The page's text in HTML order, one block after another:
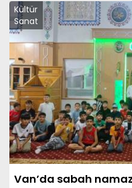
Kültür
Sanat
Van’da sabah